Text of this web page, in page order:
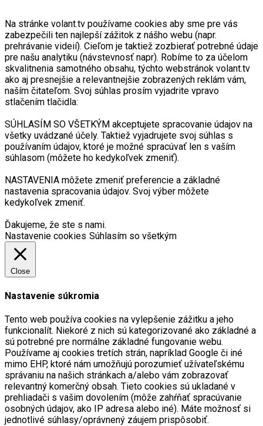
Na stránke volant.tv používame cookies aby sme pre vás
zabezpečili ten najlepší zážitok z nášho webu (napr.
prehrávanie videií). Cieľom je taktiež zozbierať potrebné údaje
pre našu analytiku (návstevnosť napr). Robíme to za účelom
skvalitnenia samotného obsahu, týchto webstránok volant.tv
ako aj presnejšie a relevantnejšie zobrazených reklám vám,
naším čitateľom. Svoj súhlas prosím vyjadrite vpravo
stlačením tlačidla:
SÚHLASÍM SO VŠETKÝM akceptujete spracovanie údajov na
všetky uvádzané účely. Taktiež vyjadrujete svoj súhlas s
používaním údajov, ktoré je možné spracúvať len s vaším
súhlasom (môžete ho kedykoľvek zmeniť).
NASTAVENIA môžete zmeniť preferencie a základné
nastavenia spracovania údajov. Svoj výber môžete
kedykoľvek zmeniť.
Ďakujeme, že ste s nami.
Nastavenie cookies Súhlasím so všetkým
Close
Nastavenie súkromia
Tento web používa cookies na vylepšenie zážitku a jeho
funkcionalít. Niekoré z nich sú kategorizované ako základné a
sú potrebné pre normálne základné fungovanie webu.
Používame aj cookies tretích strán, napríklad Google či iné
mimo EHP, ktoré nám umožňujú porozumieť užívateľskému
správaniu na našich stránkach a/alebo vám zobrazovať
relevantný komerčný obsah. Tieto cookies sú ukladané v
prehliadači s vašim dovolením (môže zahŕňať spracúvanie
osobných údajov, ako IP adresa alebo iné). Máte možnosť si
jednotlivé súhlasy/oprávnený záujem prispôsobiť.